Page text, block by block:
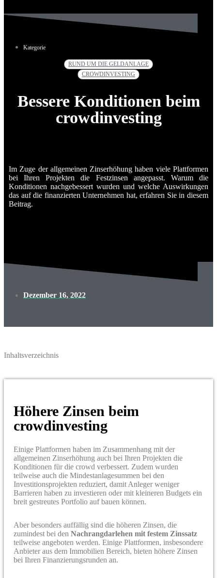
Kategorie
RUND UM DIE GELDANLAGE
CROWDINVESTING
Bessere Konditionen beim
crowdinvesting
Im Zuge der allgemeinen Zinserhöhung haben viele Plattformen
bei Ihren Projekten die Festzinsen angepasst. Warum die
Konditionen nachgebessert wurden und welche Auswirkungen
das auf die finanzierten Unternehmen hat, erfahren Sie in diesem
Beitrag.
Dezember 16, 2022
Inhaltsverzeichnis
Höhere Zinsen beim
crowdinvesting
Einige Plattformen haben im Zusammenhang mit der
allgemeinen Zinserhöhung auch bei Ihren Projekten die
Konditionen für die crowd verbessert. Zudem wurden
teilweise auch die Mindestanlagesummen bei den
Investitionsprojekten reduziert, damit Anleger weniger
Barrieren haben zu investieren oder mit kleineren Budgets ein
breit gestreutes Portfolio auf bauen können.
Aber besonders auffällig sind die höheren Zinsen, die
zumindest bei den Nachrangdarlehen mit festem Zinssatz
teilweise angeboten werden. Einige Plattformen, insbesondere
Anbieter aus dem Immobilien Bereich, bieten höhere Zinsen
bei Ihren Finanzierungsrunden an.